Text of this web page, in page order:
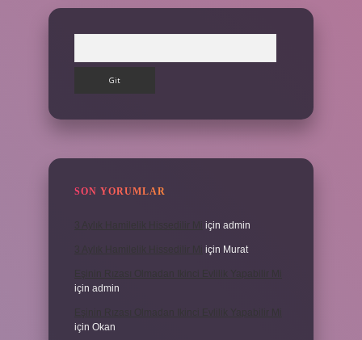
SON YORUMLAR
için admin
için Murat
için admin
için Okan